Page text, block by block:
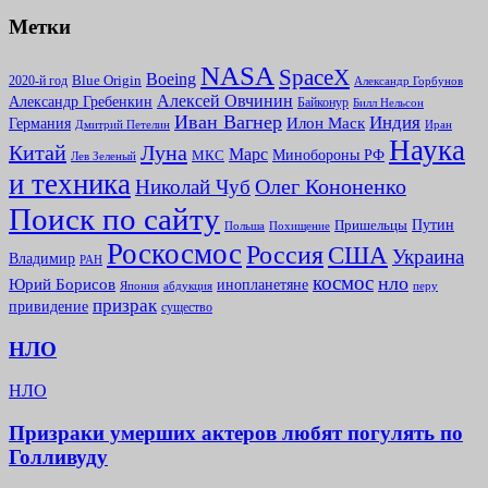
Метки
2020-й год Blue Origin Boeing NASA SpaceX Александр Горбунов
Александр Гребенкин Алексей Овчинин Байконур Билл Нельсон
Германия Дмитрий Петелин Иван Вагнер Илон Маск Индия Иран
Китай Лев Зеленый Луна МКС Марс Минoбороны РФ Наука
и техника Николай Чуб Олег Кононенко
Поиск по сайту Польша Похищение Пришельцы Путин
Владимир РАН РоскосмосРоссияСША Украина
Юрий Борисов Япония абдукция инопланетяне космос нло перу
привидение призрак существо
НЛО
НЛО
Призраки умерших актеров любят погулять по
Голливуду